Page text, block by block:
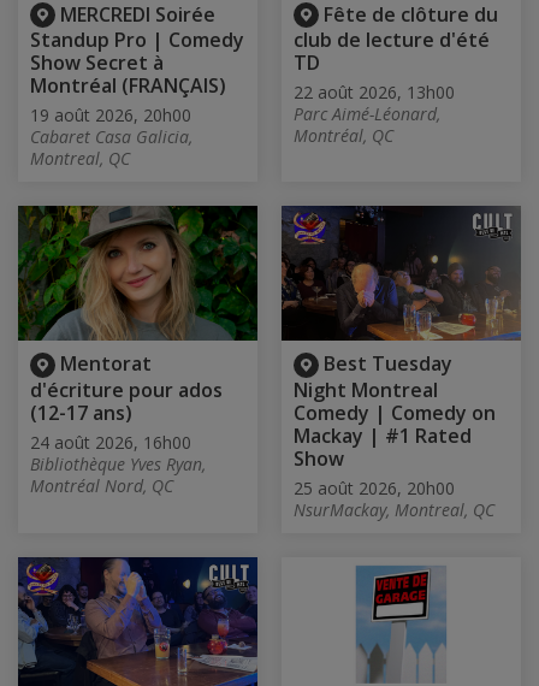
MERCREDI Soirée
Standup Pro | Comedy
Show Secret à
Montréal (FRANÇAIS)
19 août 2026, 20h00
Cabaret Casa Galicia,
Montreal, QC
Fête de clôture du
club de lecture d'été
TD
22 août 2026, 13h00
Parc Aimé-Léonard,
Montréal, QC
Mentorat
d'écriture pour ados
(12-17 ans)
24 août 2026, 16h00
Bibliothèque Yves Ryan,
Montréal Nord, QC
Best Tuesday
Night Montreal
Comedy | Comedy on
Mackay | #1 Rated
Show
25 août 2026, 20h00
NsurMackay, Montreal, QC